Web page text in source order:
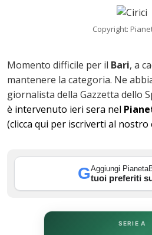
Copyright:
Momento difficile per il Bari, a
mantenere la categoria. Ne
giornalista della Gazzetta dello
è intervenuto ieri sera nel
(clicca qui per iscriverti al nostro
GAggiungi
tuoi preferiti
SERIE A